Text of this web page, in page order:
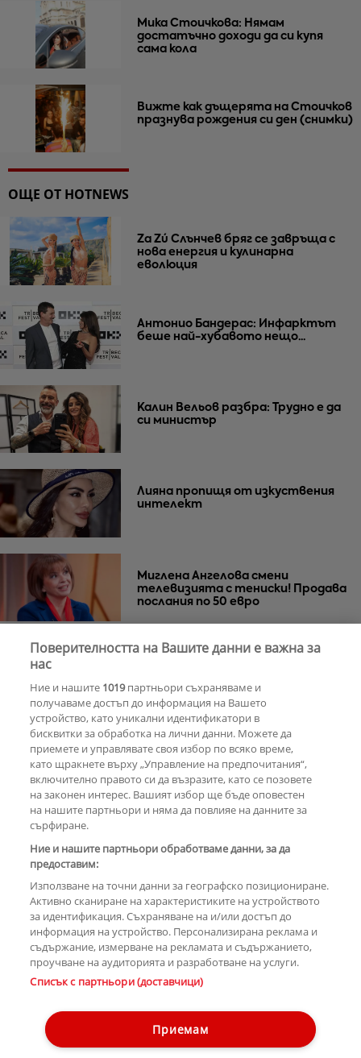
Мика Стоичкова: Нямам
достатъчно доходи да си купя
сама кола
Вижте как дъщерята на Стоичков
празнува рождения си ден (снимки)
ОЩЕ ОТ HOTNEWS
Za Zú Слънчев бряг се завръща с
нова енергия и кулинарна
еволюция
Антонио Бандерас: Инфарктът
беше най-хубавото нещо...
Калин Вельов разбра: Трудно е да
си министър
Лияна пропищя от изкуствения
интелект
Миглена Ангелова смени
телевизията с тениски! Продава
послания по 50 евро
РЕКЛАМА
КОМЕНТАРИ
Copyright © 2007-2026 Hotnews.bg. Всички права запазени.
Контакти Общи условия
Етични правила на НСС
Лични данни
Управление на предпочитания
Поверителността на Вашите данни е важна за
нас
Ние и нашите 1019партньори съхраняваме и
получаваме достъп до информация на Вашето
устройство, като уникални идентификатори в
бисквитки за обработка на лични данни. Можете да
приемете и управлявате своя избор по всяко време,
като щракнете върху „Управление на предпочитания“,
включително правото си да възразите, като се позовете
на законен интерес. Вашият избор ще бъде оповестен
на нашите партньори и няма да повлияе на данните за
сърфиране.
Ние и нашите партньори обработваме данни, за да
предоставим:
Използване на точни данни за географско позициониране.
Активно сканиране на характеристиките на устройството
за идентификация. Съхраняване на и/или достъп до
информация на устройство. Персонализирана реклама и
съдържание, измерване на рекламата и съдържанието,
проучване на аудиторията и разработване на услуги.
Списък с партньори (доставчици)
Приемам